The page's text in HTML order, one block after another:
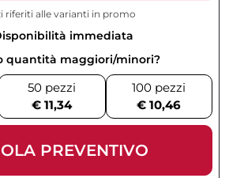
riferiti alle varianti in promo
immediata
quantità maggiori/minori?
50 pezzi
€ 11,34
100 pezzi
€ 10,46
PREVENTIVO